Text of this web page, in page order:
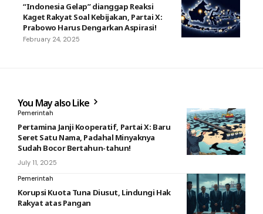
“Indonesia Gelap” dianggap Reaksi
Kaget Rakyat Soal Kebijakan, Partai X:
Prabowo Harus Dengarkan Aspirasi!
February 24, 2025
You May also Like
Pemerintah
Pertamina Janji Kooperatif, Partai X: Baru
Seret Satu Nama, Padahal Minyaknya
Sudah Bocor Bertahun-tahun!
July 11, 2025
Pemerintah
Korupsi Kuota Tuna Diusut, Lindungi Hak
Rakyat atas Pangan